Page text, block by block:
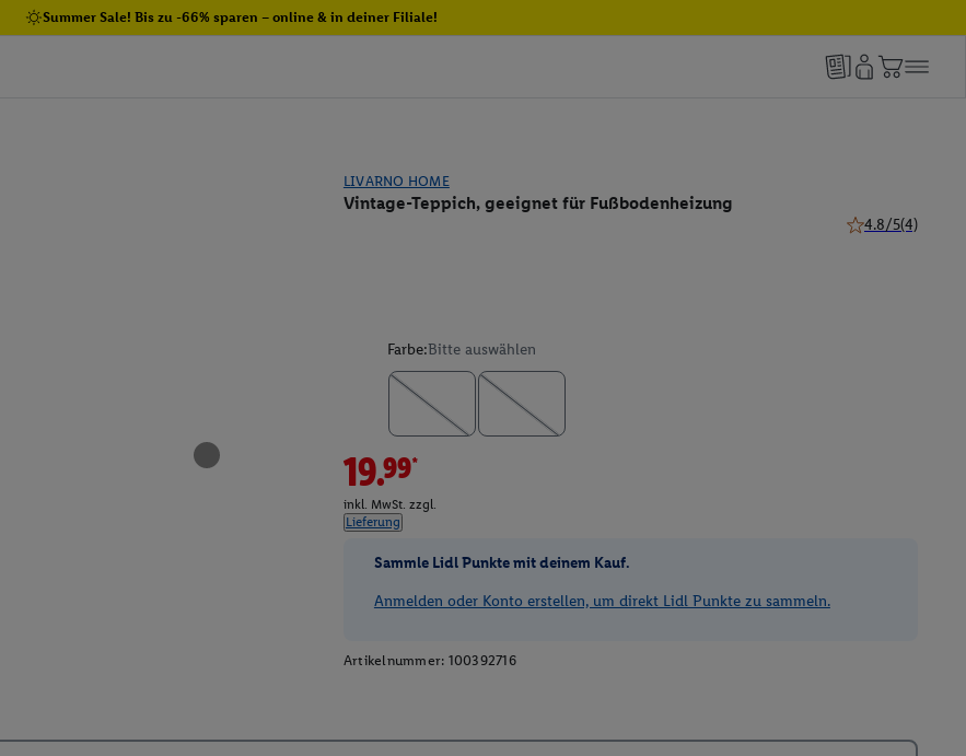
Summer Sale! Bis zu -66% sparen – online & in deiner Filiale!
LIVARNO HOME
Vintage-Teppich, geeignet für Fußbodenheizung
4.8/5(4)
Farbe:Bitte auswählen
19.99*
inkl. MwSt. zzgl.
Lieferung
Sammle Lidl Punkte mit deinem Kauf.
Anmelden oder Konto erstellen, um direkt Lidl Punkte zu sammeln.
Artikelnummer: 100392716